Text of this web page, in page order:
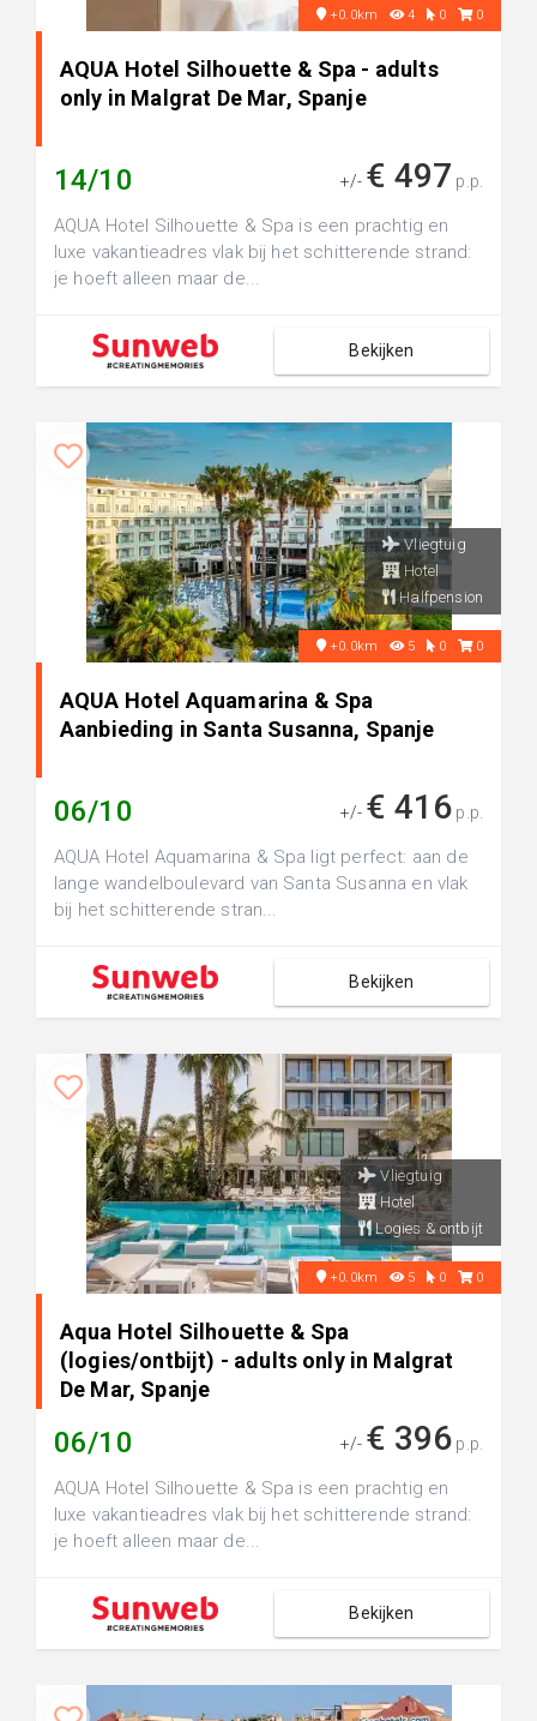
+0.0km 4 0 0
AQUA Hotel Silhouette & Spa - adults
only in Malgrat De Mar, Spanje
14/10 +/- € 497 p.p.
AQUA Hotel Silhouette & Spa is een prachtig en
luxe vakantieadres vlak bij het schitterende strand:
je hoeft alleen maar de...
Bekijken
Vliegtuig
Hotel
Halfpension
+0.0km 5 0 0
AQUA Hotel Aquamarina & Spa
Aanbieding in Santa Susanna, Spanje
06/10 +/- € 416 p.p.
AQUA Hotel Aquamarina & Spa ligt perfect: aan de
lange wandelboulevard van Santa Susanna en vlak
bij het schitterende stran...
Bekijken
Vliegtuig
Hotel
Logies & ontbijt
+0.0km 5 0 0
Aqua Hotel Silhouette & Spa
(logies/ontbijt) - adults only in Malgrat
De Mar, Spanje
06/10 +/- € 396 p.p.
AQUA Hotel Silhouette & Spa is een prachtig en
luxe vakantieadres vlak bij het schitterende strand:
je hoeft alleen maar de...
Bekijken